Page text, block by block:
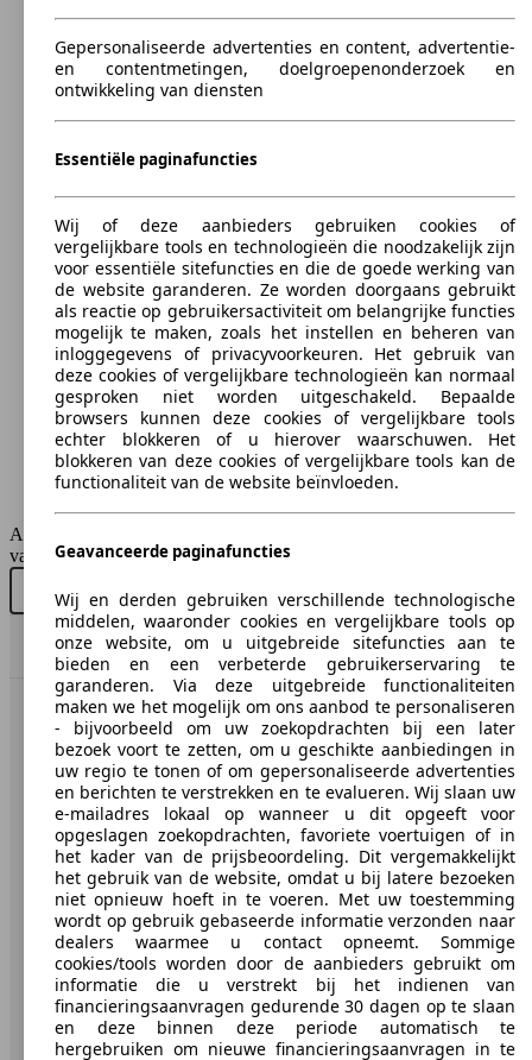
Tarraco 1.5 TSI FR
(150 PS) l/
Tarraco 1.5 TSI FR (EU6AP)
110 KW
(150 PS)
Ø
l/
Tarraco 1.5 TSI FR DSG
110 KW
Ø
Tarraco 1.5 TSI FR DSG (EU6AP)
110 KW
(150 PS)
Ø
l/
Tarraco 1.5 TSI FR Edition (EU6AP)
110 KW
(150 PS)
Ø
l/
Tarraco 1.5 TSI FR Edition DSG (EU6AP)
110 KW
(150 PS)
Ø
l/
Varianten tonen
SUV/4x4/Pick-up
Diesel
Model Version
Leistung
Tarraco 2.0 CR TDi 4Drive FR DSG
110 -
140 KW
(150 -
190 PS)
Ø
l/
AutoScout24 Belgium NV is niet aansprakelijk voor de juistheid
van de gegevens.
Nieuw kopen
Tweedehands kopen
Naar boven
AutoScout24: de grootste online automarkt in Europa.
AutoScout24
Over AutoScout24
Pers
Disclaimer
Wettelijke rechten
Privacy
Media
Gepersonaliseerde advertenties en content, advertentie-
en contentmetingen, doelgroepenonderzoek en
ontwikkeling van diensten
Essentiële paginafuncties
Wij of deze aanbieders gebruiken cookies of
vergelijkbare tools en technologieën die noodzakelijk zijn
voor essentiële sitefuncties en die de goede werking van
de website garanderen. Ze worden doorgaans gebruikt
als reactie op gebruikersactiviteit om belangrijke functies
mogelijk te maken, zoals het instellen en beheren van
inloggegevens of privacyvoorkeuren. Het gebruik van
deze cookies of vergelijkbare technologieën kan normaal
gesproken niet worden uitgeschakeld. Bepaalde
browsers kunnen deze cookies of vergelijkbare tools
echter blokkeren of u hierover waarschuwen. Het
blokkeren van deze cookies of vergelijkbare tools kan de
functionaliteit van de website beïnvloeden.
Geavanceerde paginafuncties
Wij en derden gebruiken verschillende technologische
middelen, waaronder cookies en vergelijkbare tools op
onze website, om u uitgebreide sitefuncties aan te
bieden en een verbeterde gebruikerservaring te
garanderen. Via deze uitgebreide functionaliteiten
maken we het mogelijk om ons aanbod te personaliseren
- bijvoorbeeld om uw zoekopdrachten bij een later
bezoek voort te zetten, om u geschikte aanbiedingen in
uw regio te tonen of om gepersonaliseerde advertenties
en berichten te verstrekken en te evalueren. Wij slaan uw
e-mailadres lokaal op wanneer u dit opgeeft voor
opgeslagen zoekopdrachten, favoriete voertuigen of in
het kader van de prijsbeoordeling. Dit vergemakkelijkt
het gebruik van de website, omdat u bij latere bezoeken
niet opnieuw hoeft in te voeren. Met uw toestemming
wordt op gebruik gebaseerde informatie verzonden naar
dealers waarmee u contact opneemt. Sommige
cookies/tools worden door de aanbieders gebruikt om
informatie die u verstrekt bij het indienen van
financieringsaanvragen gedurende 30 dagen op te slaan
en deze binnen deze periode automatisch te
hergebruiken om nieuwe financieringsaanvragen in te